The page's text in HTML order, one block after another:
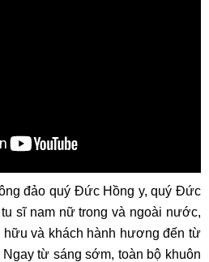
đảo quý Đức Hồng y, quý Đức
sĩ nam nữ trong và ngoài nước,
hữu và khách hành hương đến từ
từ sáng sớm, toàn bộ khuôn